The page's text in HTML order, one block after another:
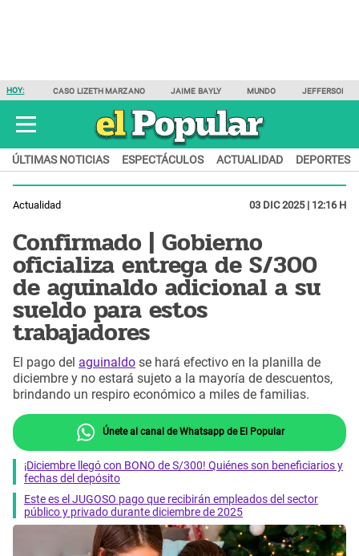
HOY: CASO LIZETH MARZANO JAIME BAYLY MUNDO JEFFERSON
ÚLTIMAS NOTICIAS ESPECTÁCULOS ACTUALIDAD DEPORTES
Actualidad 03 DIC 2025 | 12:16 H
Confirmado | Gobierno
oficializa entrega de S/300
de aguinaldo adicional a su
sueldo para estos
trabajadores
El pago del aguinaldo se hará efectivo en la planilla de
diciembre y no estará sujeto a la mayoría de descuentos,
brindando un respiro económico a miles de familias.
Únete al canal de Whatsapp de El Popular
¡Diciembre llegó con BONO de S/300! Quiénes son beneficiarios y
fechas del depósito
Este es el JUGOSO pago que recibirán empleados del sector
público y privado durante diciembre de 2025